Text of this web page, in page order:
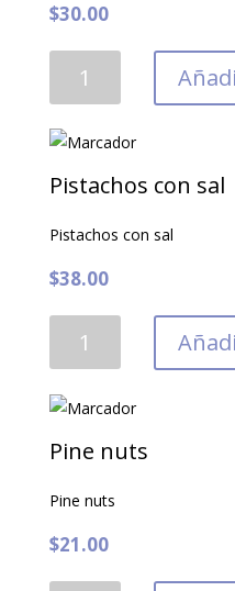
$30.00
secos
cantidad
Pistachos con sal
Pistachos con sal
$38.00
cantidad
Pine nuts
Pine nuts
$21.00